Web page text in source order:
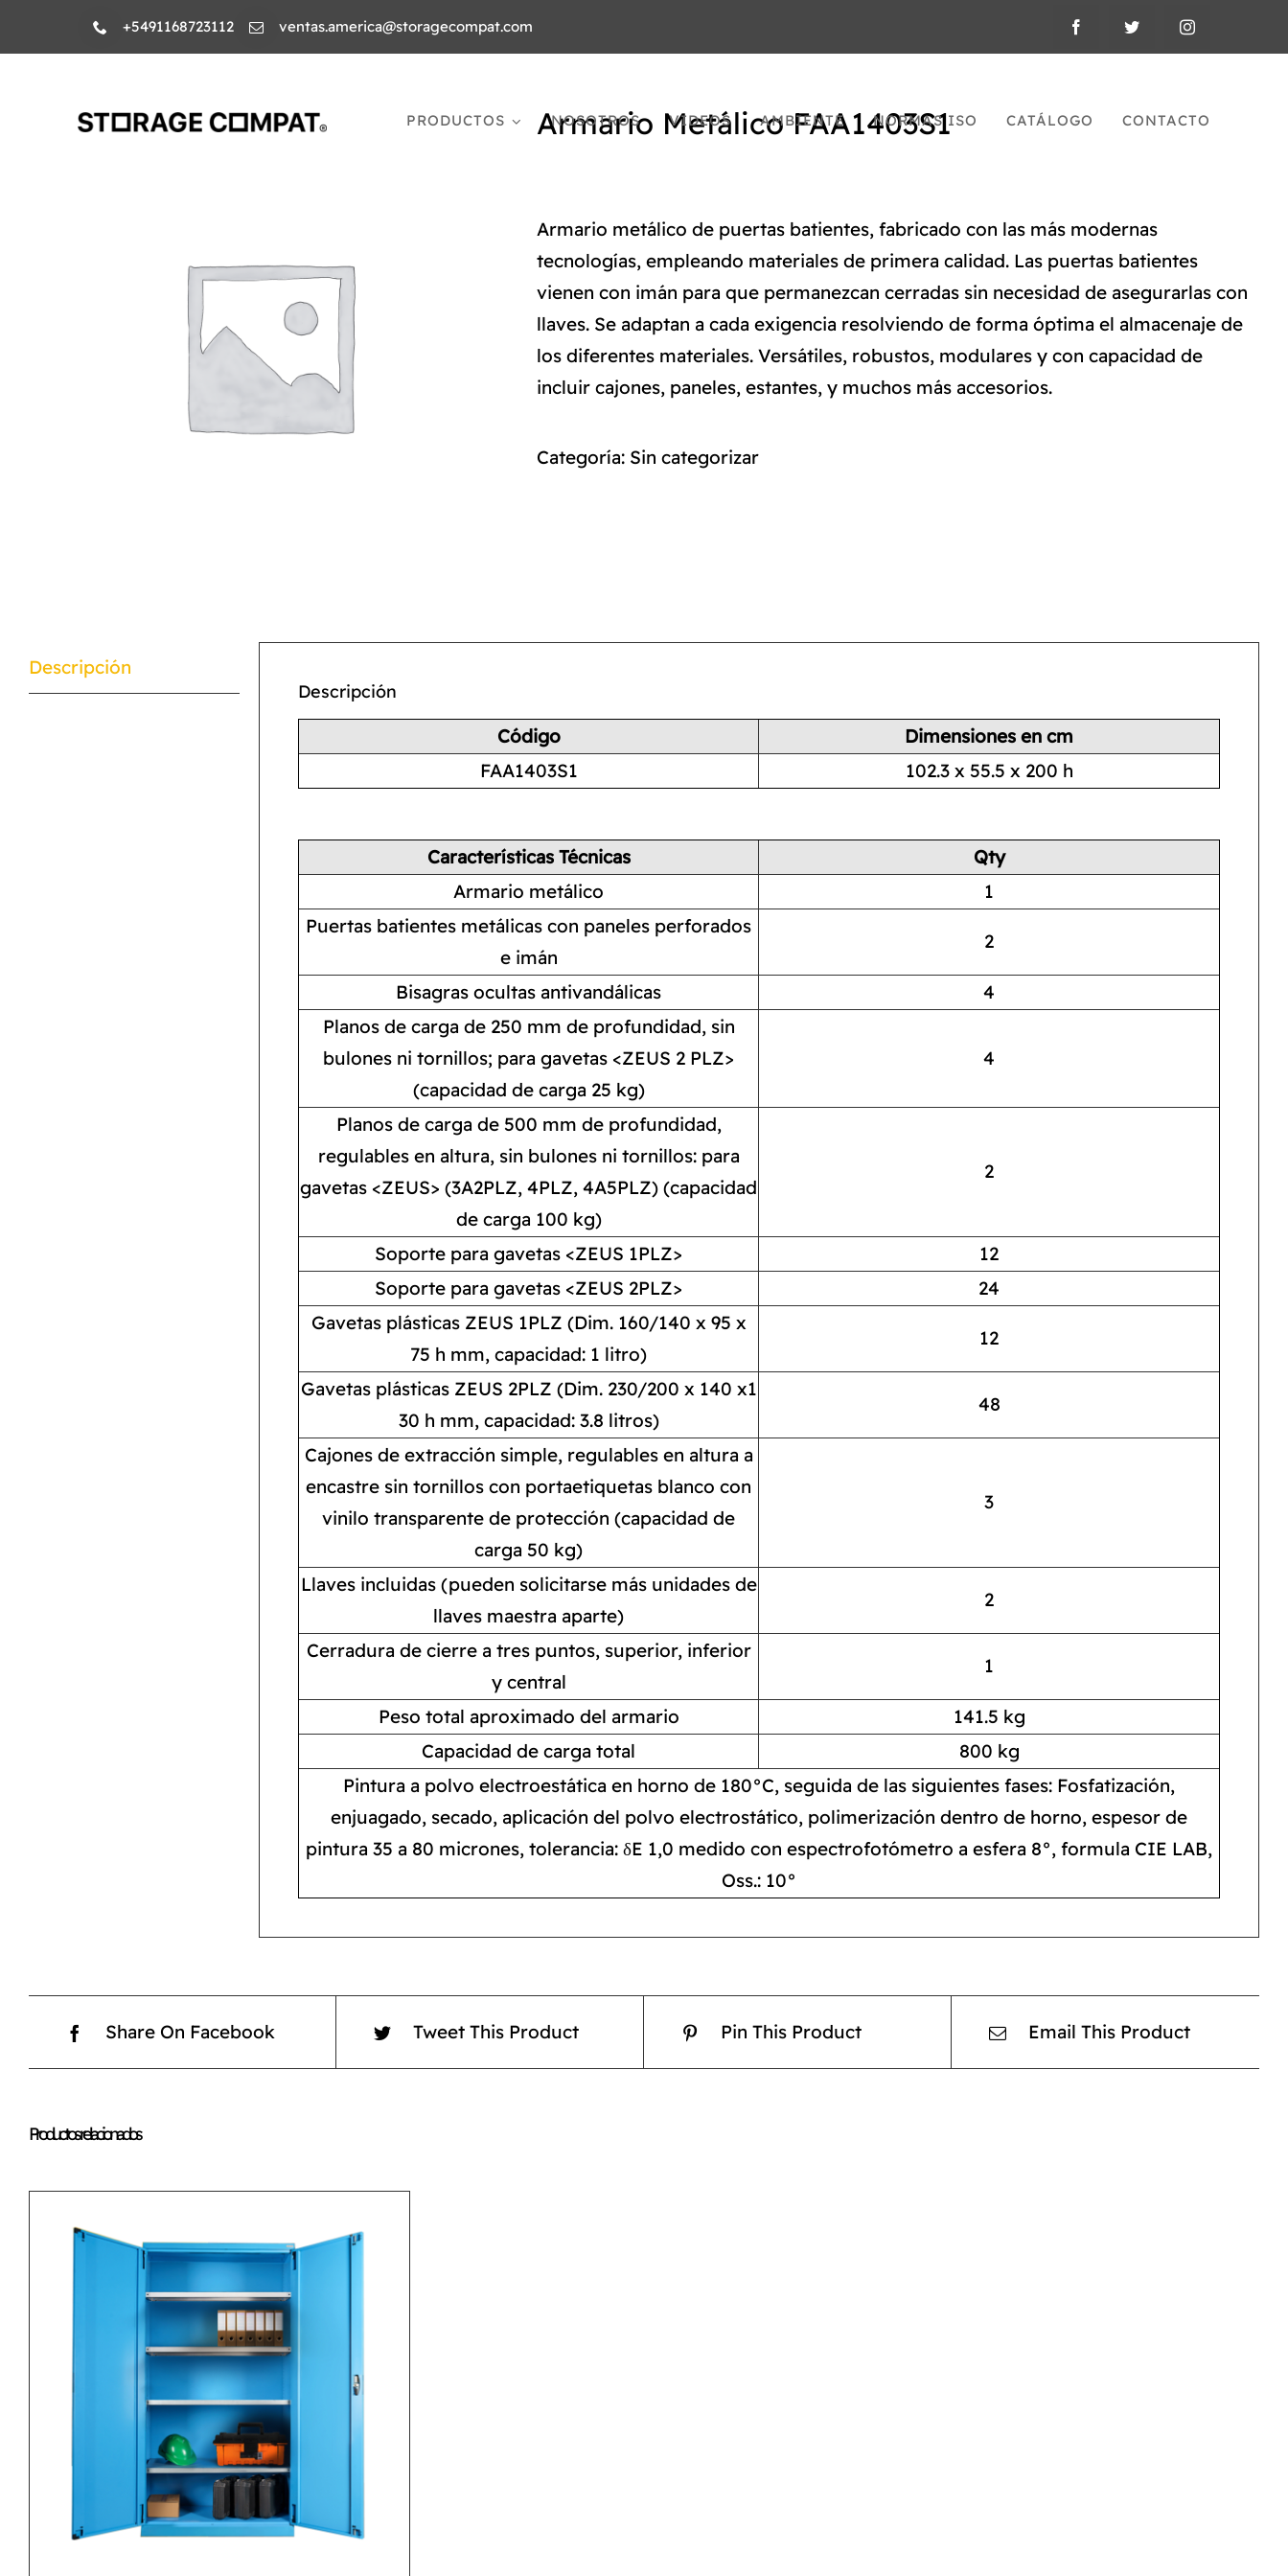
+5491168723112 ventas.america@storagecompat.com
PRODUCTOS NOSOTROS VIDEOS AMBIENTE NORMAS ISO CATÁLOGO CONTACTO
Armario Metálico FAA1403S1
Armario metálico de puertas batientes, fabricado con las más modernas
tecnologías, empleando materiales de primera calidad. Las puertas batientes
vienen con imán para que permanezcan cerradas sin necesidad de asegurarlas con
llaves. Se adaptan a cada exigencia resolviendo de forma óptima el almacenaje de
los diferentes materiales. Versátiles, robustos, modulares y con capacidad de
incluir cajones, paneles, estantes, y muchos más accesorios.
Categoría: Sin categorizar
Descripción
Descripción
Código
Dimensiones en cm
FAA1403S1
102.3 x 55.5 x 200 h
Características Técnicas
Qty
Armario metálico
1
Puertas batientes metálicas con paneles perforados
e imán
2
Bisagras ocultas antivandálicas
4
Planos de carga de 250 mm de profundidad, sin
bulones ni tornillos; para gavetas <ZEUS 2 PLZ>
(capacidad de carga 25 kg)
4
Planos de carga de 500 mm de profundidad,
regulables en altura, sin bulones ni tornillos: para
gavetas <ZEUS> (3A2PLZ, 4PLZ, 4A5PLZ) (capacidad
de carga 100 kg)
2
Soporte para gavetas <ZEUS 1PLZ>
12
Soporte para gavetas <ZEUS 2PLZ>
24
Gavetas plásticas ZEUS 1PLZ (Dim. 160/140 x 95 x
75 h mm, capacidad: 1 litro)
12
Gavetas plásticas ZEUS 2PLZ (Dim. 230/200 x 140 x1
30 h mm, capacidad: 3.8 litros)
48
Cajones de extracción simple, regulables en altura a
encastre sin tornillos con portaetiquetas blanco con
vinilo transparente de protección (capacidad de
carga 50 kg)
3
Llaves incluidas (pueden solicitarse más unidades de
llaves maestra aparte)
2
Cerradura de cierre a tres puntos, superior, inferior
y central
1
Peso total aproximado del armario
141.5 kg
Capacidad de carga total
800 kg
Pintura a polvo electroestática en horno de 180°C, seguida de las siguientes fases: Fosfatización,
enjuagado, secado, aplicación del polvo electrostático, polimerización dentro de horno, espesor de
pintura 35 a 80 micrones, tolerancia: δE 1,0 medido con espectrofotómetro a esfera 8°, formula CIE LAB,
Oss.: 10°
Share On Facebook Tweet This Product Pin This Product Email This Product
Productos relacionados